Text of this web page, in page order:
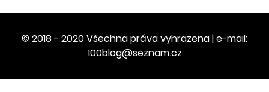
© 2018 - 2020 Všechna práva vyhrazena | e-mail:
100blog@seznam.cz